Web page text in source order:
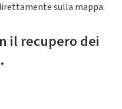
sulla mappa.
il recupero dei